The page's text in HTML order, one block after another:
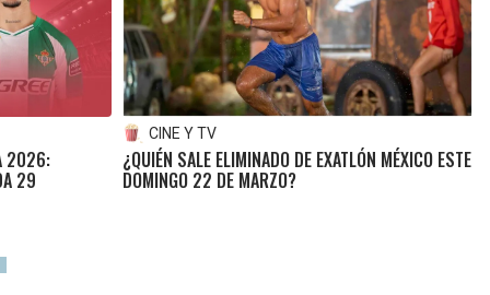
2026:
29
CINE Y TV
¿QUIÉN SALE ELIMINADO DE EXATLÓN MÉXICO ESTE
DOMINGO 22 DE MARZO?